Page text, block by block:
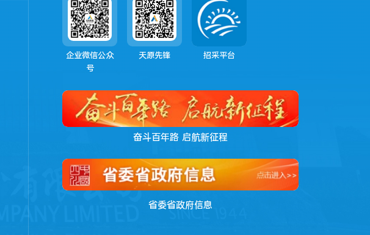
企业微信公众
号
天原先锋 招采平台
奋斗百年路 启航新征程
省委省政府信息